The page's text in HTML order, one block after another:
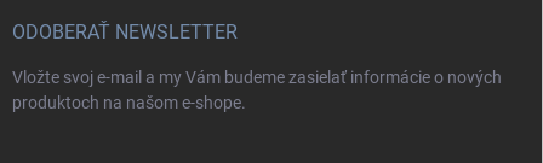
ODOBERAŤ NEWSLETTER
Vložte svoj e-mail a my Vám budeme zasielať informácie o nových
produktoch na našom e-shope.